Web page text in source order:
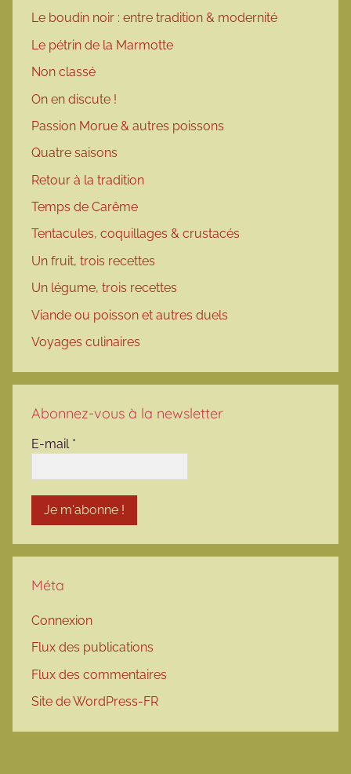
Le boudin noir : entre tradition & modernité
Le pétrin de la Marmotte
Non classé
On en discute !
Passion Morue & autres poissons
Quatre saisons
Retour à la tradition
Temps de Carême
Tentacules, coquillages & crustacés
Un fruit, trois recettes
Un légume, trois recettes
Viande ou poisson et autres duels
Voyages culinaires
Abonnez-vous à la newsletter
E-mail *
Méta
Connexion
Flux des publications
Flux des commentaires
Site de WordPress-FR